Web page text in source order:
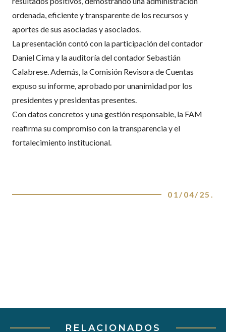
ordenada, eficiente y transparente de los recursos y
aportes de sus asociadas y asociados.
La presentación contó con la participación del contador
Daniel Cima y la auditoría del contador Sebastián
Calabrese. Además, la Comisión Revisora de Cuentas
expuso su informe, aprobado por unanimidad por los
presidentes y presidentas presentes.
Con datos concretos y una gestión responsable, la FAM
reafirma su compromiso con la transparencia y el
fortalecimiento institucional.
01/04/25
RELACIONADOS